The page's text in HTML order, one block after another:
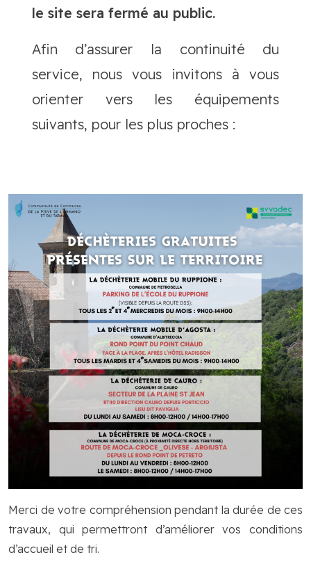
le site sera fermé au public.
Afin d’assurer la continuité du
service, nous vous invitons à vous
orienter vers les équipements
suivants, pour les plus proches :
Merci de votre compréhension pendant la durée de ces
travaux, qui permettront d’améliorer vos conditions
d’accueil et de tri.